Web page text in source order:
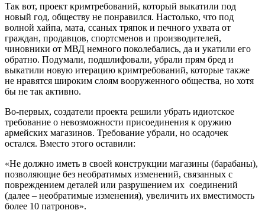
Так вот, проект кримтребований, который выкатили под
новый год, обществу не понравился. Настолько, что под
волной хайпа, мата, ссаных тряпок и печного ухвата от
граждан, продавцов, спортсменов и производителей,
чиновники от МВД немного поколебались, да и укатили его
обратно. Подумали, подшлифовали, убрали прям бред и
выкатили новую итерацию кримтребований, которые также
не нравятся широким слоям вооруженного общества, но хотя
бы не так активно.
Во-первых, создатели проекта решили убрать идиотское
требование о невозможности присоединения к оружию
армейских магазинов. Требование убрали, но осадочек
остался. Вместо этого оставили:
«Не должно иметь в своей конструкции магазины (барабаны),
позволяющие без необратимых изменений, связанных с
повреждением деталей или разрушением их соединений
(далее – необратимые изменения), увеличить их вместимость
более 10 патронов».